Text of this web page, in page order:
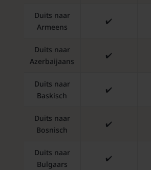
Duits naar
Armeens
✔️
Duits naar
Azerbaijaans
✔️
Duits naar
Baskisch
✔️
Duits naar
Bosnisch
✔️
Duits naar
Bulgaars
✔️